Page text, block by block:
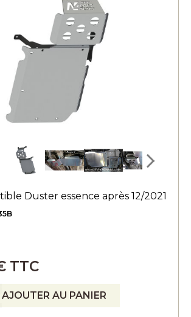
Duster essence après 12/2021
TTC
AJOUTER AU PANIER